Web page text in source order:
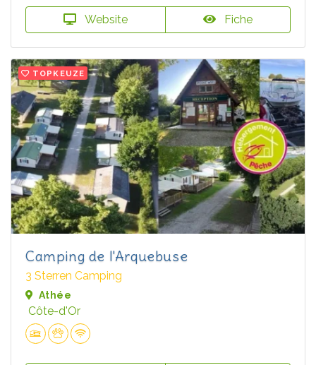
Website Fiche
TOPKEUZE
Camping de l'Arquebuse
3 Sterren Camping
Athée
Côte-d'Or